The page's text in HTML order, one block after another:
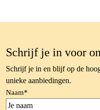
Schrijf je in voor
Schrijf je in en blijf op de
unieke aanbiedingen.
Naam*